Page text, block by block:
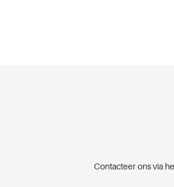
Contacteer ons via